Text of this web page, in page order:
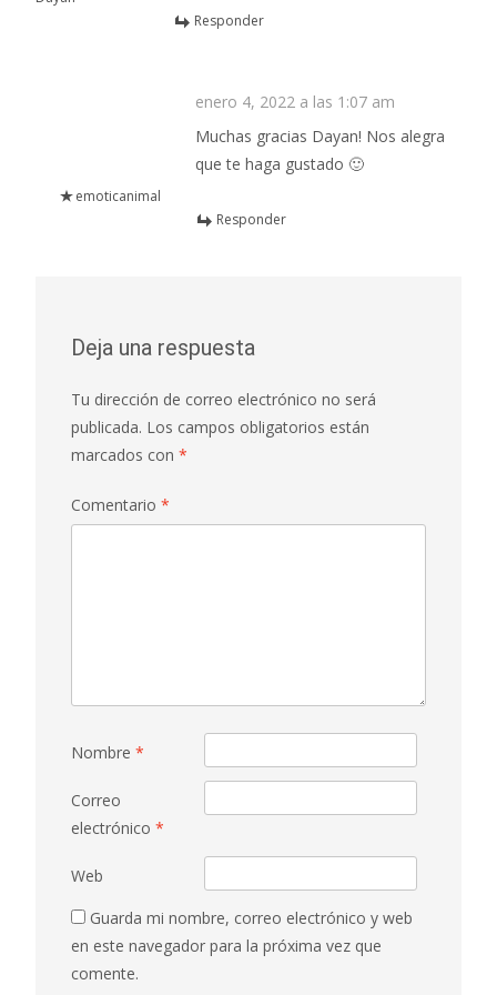
Responder
emoticanimal
enero 4, 2022 a las 1:07 am
Muchas gracias Dayan! Nos alegra
que te haga gustado 🙂
Responder
Deja una respuesta
Tu dirección de correo electrónico no será
publicada. Los campos obligatorios están
marcados con *
Comentario *
Nombre *
Correo
electrónico *
Web
Guarda mi nombre, correo electrónico y web
en este navegador para la próxima vez que
comente.